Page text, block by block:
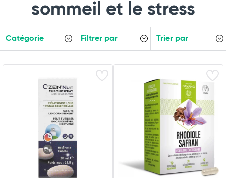
sommeil et le stress
Catégorie Filtrer par Trier par